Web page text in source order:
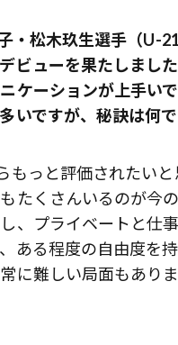
・松木玖生選手（U-
ビューを果たしまし
ケーションが上手い
いですが、秘訣は何で
っと評価されたいと
たくさんいるのが今
、プライベートと仕
ある程度の自由度を
に難しい局面もあり